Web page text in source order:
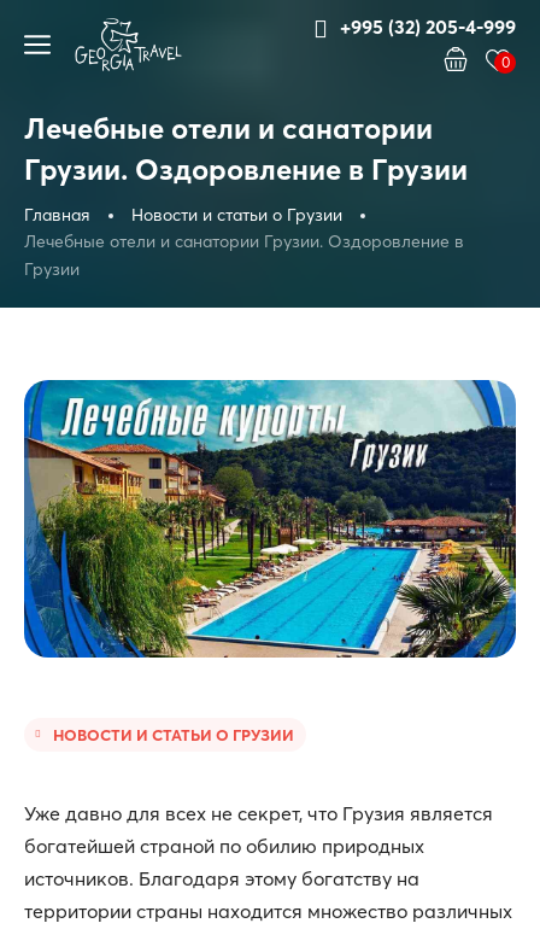
+995 (32) 205-4-999
0
Лечебные отели и санатории
Грузии. Оздоровление в Грузии
Главная
Новости и статьи о Грузии
Лечебные отели и санатории Грузии. Оздоровление в
Грузии
НОВОСТИ И СТАТЬИ О ГРУЗИИ
Уже давно для всех не секрет, что Грузия является
богатейшей страной по обилию природных
источников. Благодаря этому богатству на
территории страны находится множество различных